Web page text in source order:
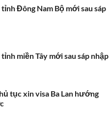
tỉnh Đông Nam Bộ mới sau sáp
tỉnh miền Tây mới sau sáp nhập
tục xin visa Ba Lan hướng